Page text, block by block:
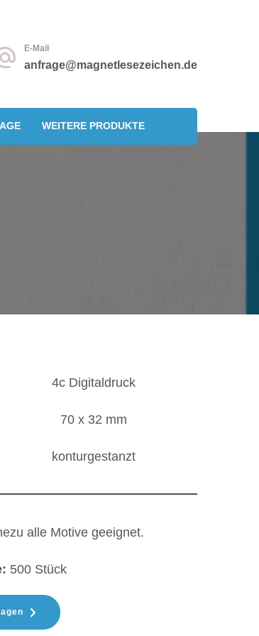
E-Mail
anfrage@magnetlesezeichen.de
WEITERE PRODUKTE
4c Digitaldruck
70 x 32 mm
konturgestanzt
alle Motive geeignet.
500 Stück